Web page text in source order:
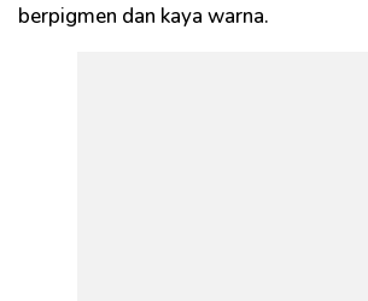
berpigmen dan kaya warna.